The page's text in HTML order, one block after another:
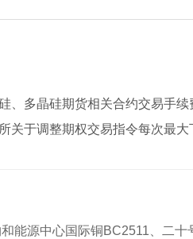
、多晶硅期货相关合约交易手
所关于调整期权交易指令每次最
能源中心国际铜BC2511、二十